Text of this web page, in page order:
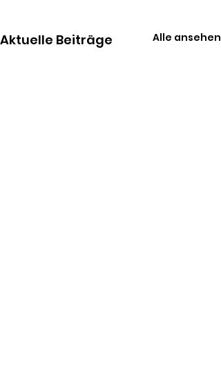
Aktuelle Beiträge Alle ansehen